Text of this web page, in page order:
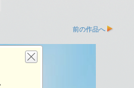
前の作品へ